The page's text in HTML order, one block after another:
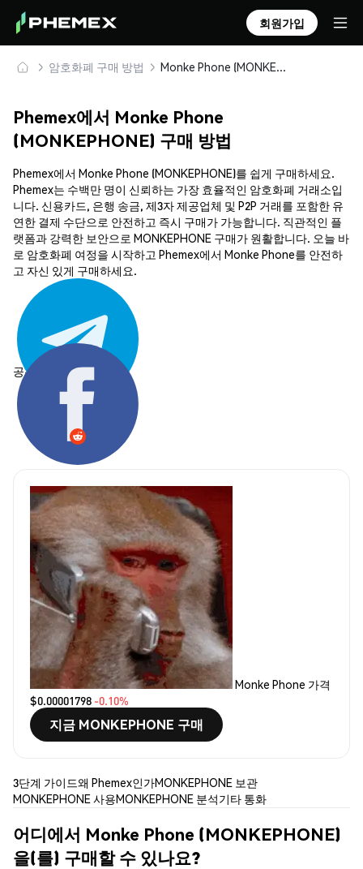
회원가입
암호화폐 구매 방법 Monke Phone (MONKEPHONE) 안전하게 구매 및 보관
Phemex에서 Monke Phone
(MONKEPHONE) 구매 방법
Phemex에서 Monke Phone (MONKEPHONE)를 쉽게 구매하세요.
Phemex는 수백만 명이 신뢰하는 가장 효율적인 암호화폐 거래소입
니다. 신용카드, 은행 송금, 제3자 제공업체 및 P2P 거래를 포함한 유
연한 결제 수단으로 안전하고 즉시 구매가 가능합니다. 직관적인 플
랫폼과 강력한 보안으로 MONKEPHONE 구매가 원활합니다. 오늘 바
로 암호화폐 여정을 시작하고 Phemex에서 Monke Phone를 안전하
고 자신 있게 구매하세요.
공유하기:
Monke Phone 가격
$0.00001798 -0.10%
지금 MONKEPHONE 구매
3단계 가이드왜 Phemex인가MONKEPHONE 보관
MONKEPHONE 사용MONKEPHONE 분석기타 통화
어디에서 Monke Phone (MONKEPHONE)
을(를) 구매할 수 있나요?